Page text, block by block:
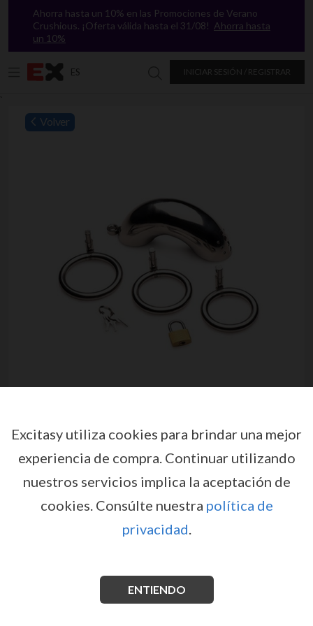
`
Ahorra hasta un 10% en las Promociones de Verano
Crushious. ¡Oferta válida hasta el 31/08! Ahorra hasta
un 10%
ES INICIAR SESIÓN / REGISTRAR
Buscar en Excitasy
Volver
JAULA CON 3 ANILLOS
LOCKABLE STAINLESS STEEL
XR BRANDS
Jaula de castidad Forged Captor de acero inoxidable,
Excitasy utiliza cookies para brindar una mejor
experiencia de compra.Continuar utilizando
nuestros servicios implica la aceptación de
cookies.Consúlte nuestra política de
privacidad.
ENTIENDO